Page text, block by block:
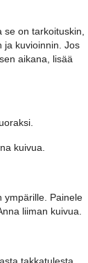
on tarkoituskin,
ja kuvioinnin. Jos
aikana, lisää
kuivua.
ympärille. Painele
liiman kuivua.